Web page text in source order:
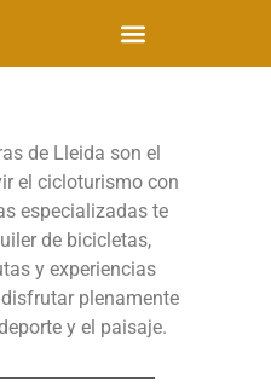
de Lleida son el
el cicloturismo con
especializadas te
de bicicletas,
y experiencias
plenamente
y el paisaje.